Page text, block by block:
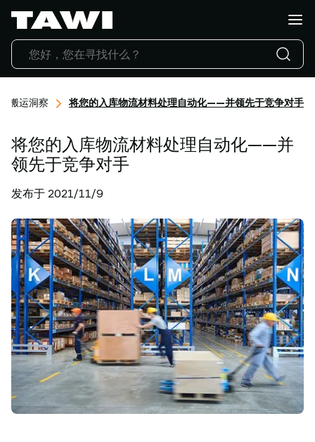
搬运洞察 将您的入库物流材料处理自动化——并领先于竞争对手
将您的入库物流材料处理自动化——并
领先于竞争对手
发布于 2021/11/9
你
想
搬
运
什
产
行
业
应
用
服
务
与
支
持
成
功
案
例
搬
运
洞